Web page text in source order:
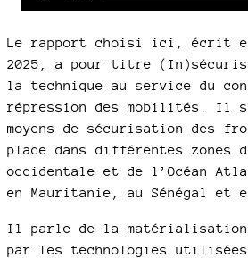
Le rapport choisi ici, écrit
2025, a pour titre
la technique au service du
répression des mobilités. Il
moyens de sécurisation des
place dans différentes zones
occidentale et de l’Océan
en Mauritanie, au Sénégal et
Il parle de la
par les technologies utilisées